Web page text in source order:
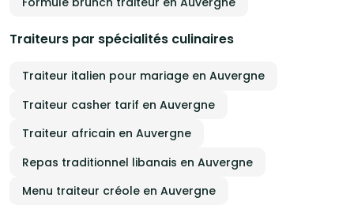
Traiteurs par spécialités culinaires
Traiteur italien pour mariage en Auvergne
Traiteur casher tarif en Auvergne
Traiteur africain en Auvergne
Repas traditionnel libanais en Auvergne
Menu traiteur créole en Auvergne